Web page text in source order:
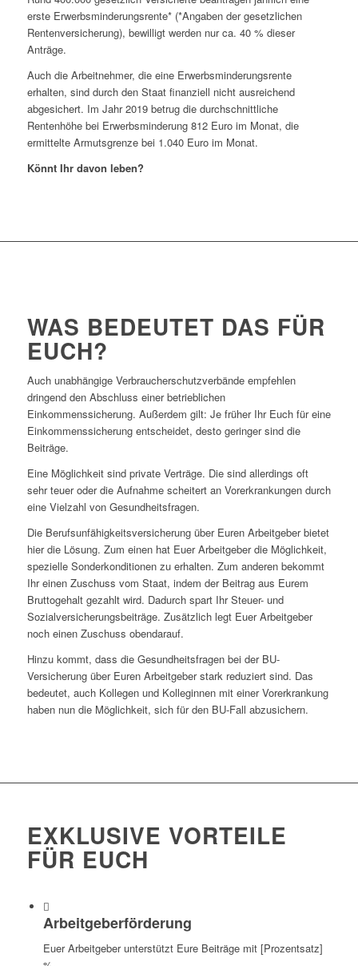
erste Erwerbsminderungsrente* (*Angaben der gesetzlichen
Rentenversicherung), bewilligt werden nur ca. 40 % dieser
Anträge.
Auch die Arbeitnehmer, die eine Erwerbsminderungsrente
erhalten, sind durch den Staat finanziell nicht ausreichend
abgesichert. Im Jahr 2019 betrug die durchschnittliche
Rentenhöhe bei Erwerbsminderung 812 Euro im Monat, die
ermittelte Armutsgrenze bei 1.040 Euro im Monat.
Könnt Ihr davon leben?
WAS BEDEUTET DAS FÜR
EUCH?
Auch unabhängige Verbraucherschutzverbände empfehlen
dringend den Abschluss einer betrieblichen
Einkommenssicherung. Außerdem gilt: Je früher Ihr Euch für eine
Einkommenssicherung entscheidet, desto geringer sind die
Beiträge.
Eine Möglichkeit sind private Verträge. Die sind allerdings oft
sehr teuer oder die Aufnahme scheitert an Vorerkrankungen durch
eine Vielzahl von Gesundheitsfragen.
Die Berufsunfähigkeitsversicherung über Euren Arbeitgeber bietet
hier die Lösung. Zum einen hat Euer Arbeitgeber die Möglichkeit,
spezielle Sonderkonditionen zu erhalten. Zum anderen bekommt
Ihr einen Zuschuss vom Staat, indem der Beitrag aus Eurem
Bruttogehalt gezahlt wird. Dadurch spart Ihr Steuer- und
Sozialversicherungsbeiträge. Zusätzlich legt Euer Arbeitgeber
noch einen Zuschuss obendarauf.
Hinzu kommt, dass die Gesundheitsfragen bei der BU-
Versicherung über Euren Arbeitgeber stark reduziert sind. Das
bedeutet, auch Kollegen und Kolleginnen mit einer Vorerkrankung
haben nun die Möglichkeit, sich für den BU-Fall abzusichern.
EXKLUSIVE VORTEILE
FÜR EUCH
Arbeitgeberförderung
Euer Arbeitgeber unterstützt Eure Beiträge mit [Prozentsatz]